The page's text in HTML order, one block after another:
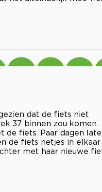
dat de fiets niet
37 binnen zou komen.
de fiets. Paar dagen
de fiets netjes in elkaar
met haar nieuwe